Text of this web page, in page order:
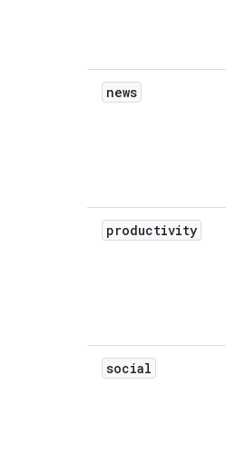
news
productivity
social